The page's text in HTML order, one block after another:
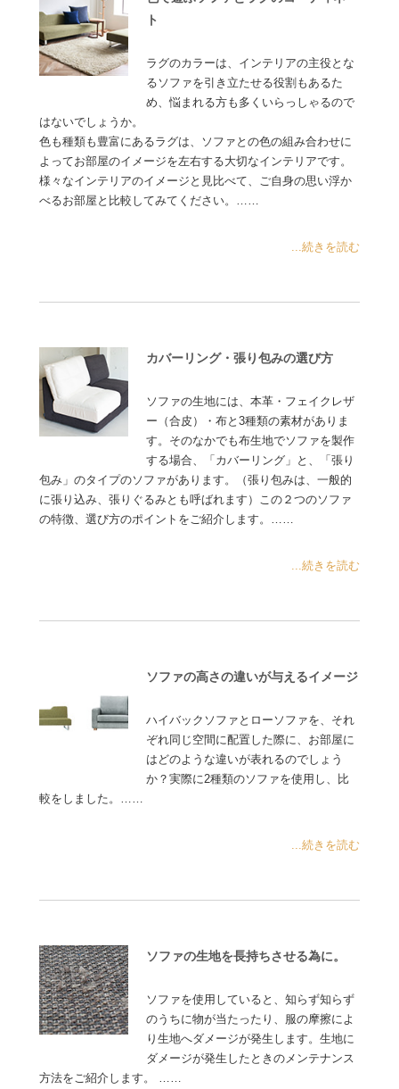
ト
ラグのカラーは、インテリアの主役とな
るソファを引き立たせる役割もあるた
め、悩まれる方も多くいらっしゃるので
はないでしょうか。
色も種類も豊富にあるラグは、ソファとの色の組み合わせに
よってお部屋のイメージを左右する大切なインテリアです。
様々なインテリアのイメージと見比べて、ご自身の思い浮か
べるお部屋と比較してみてください。……
...続きを読む
カバーリング・張り包みの選び方
ソファの生地には、本革・フェイクレザ
ー（合皮）・布と3種類の素材がありま
す。そのなかでも布生地でソファを製作
する場合、「カバーリング」と、「張り
包み」のタイプのソファがあります。（張り包みは、一般的
に張り込み、張りぐるみとも呼ばれます）この２つのソファ
の特徴、選び方のポイントをご紹介します。……
...続きを読む
ソファの高さの違いが与えるイメージ
ハイバックソファとローソファを、それ
ぞれ同じ空間に配置した際に、お部屋に
はどのような違いが表れるのでしょう
か？実際に2種類のソファを使用し、比
較をしました。……
...続きを読む
ソファの生地を長持ちさせる為に。
ソファを使用していると、知らず知らず
のうちに物が当たったり、服の摩擦によ
り生地へダメージが発生します。生地に
ダメージが発生したときのメンテナンス
方法をご紹介します。 ……